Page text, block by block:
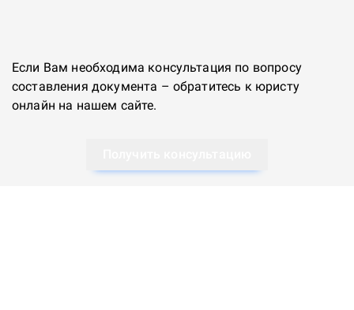
Если Вам необходима консультация по вопросу
составления документа – обратитесь к юристу
онлайн на нашем сайте.